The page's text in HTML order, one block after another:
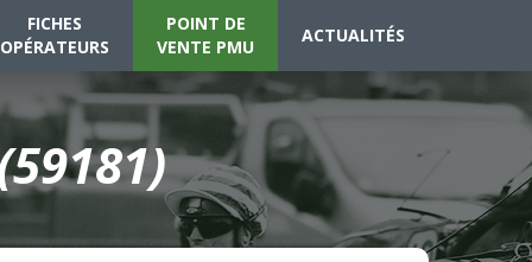
FICHES
OPÉRATEURS
POINT DE
VENTE PMU
ACTUALITÉS